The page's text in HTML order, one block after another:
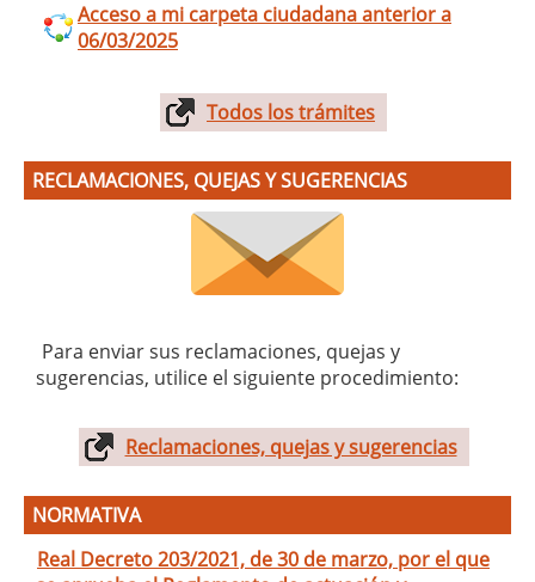
Acceso a mi carpeta ciudadana anterior a
06/03/2025
Todos los trámites
RECLAMACIONES, QUEJAS Y SUGERENCIAS
Para enviar sus reclamaciones, quejas y
sugerencias, utilice el siguiente procedimiento:
Reclamaciones, quejas y sugerencias
NORMATIVA
Real Decreto 203/2021, de 30 de marzo, por el que